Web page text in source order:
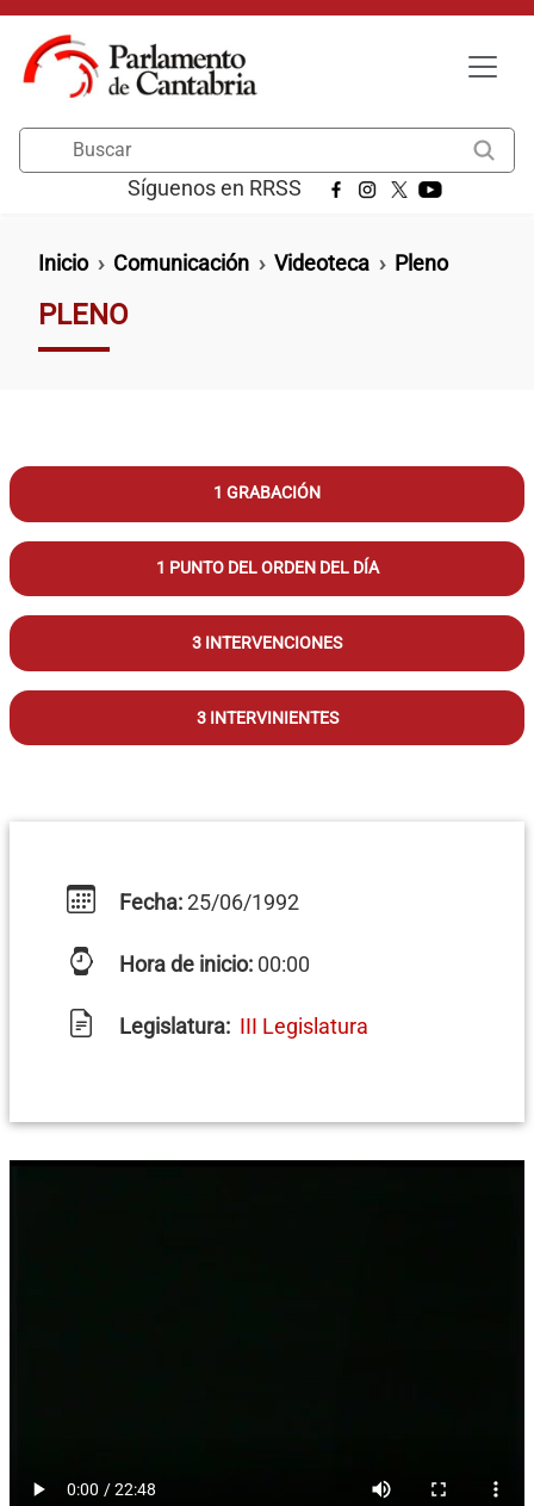
Pasar al contenido principal
Síguenos en RRSS
Ruta de navegación
Inicio Comunicación Videoteca Pleno
PLENO
1 GRABACIÓN
1 PUNTO DEL ORDEN DEL DÍA
3 INTERVENCIONES
3 INTERVINIENTES
Fecha: 25/06/1992
Hora de inicio: 00:00
Legislatura: III Legislatura